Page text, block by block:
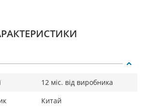
ємністю від 100 Ач до
і компактний, який можна легко
і постійно возити з собою в
переваг даного пристрою є те, що
має велику мережу сервісних
а це означає швидкий
12 міс. від виробника
Китай